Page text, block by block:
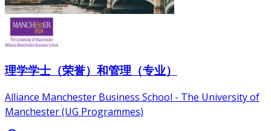
理学学士（荣誉）和管理（专业）
Alliance Manchester Business School - The University of
Manchester (UG Programmes)